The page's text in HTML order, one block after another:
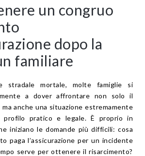
un congruo
dopo la
familiare
stradale mortale, molte famiglie si
a dover affrontare non solo il
anche una situazione estremamente
profilo pratico e legale. È proprio in
iniziano le domande più difficili: cosa
paga l’assicurazione per un incidente
serve per ottenere il risarcimento?